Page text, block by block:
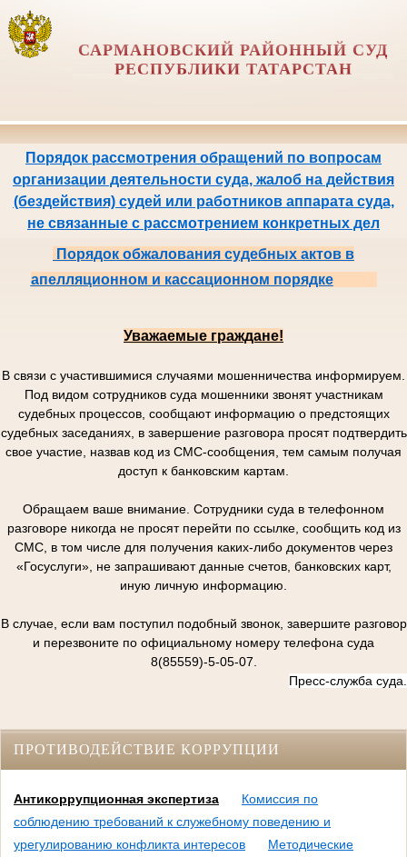
САРМАНОВСКИЙ РАЙОННЫЙ СУД
РЕСПУБЛИКИ ТАТАРСТАН
Порядок рассмотрения обращений по вопросам
организации деятельности суда, жалоб на действия
(бездействия) судей или работников аппарата суда,
не связанные с рассмотрением конкретных дел
Порядок обжалования судебных актов в
апелляционном и кассационном порядке
Уважаемые граждане!
В связи с участившимися случаями мошенничества информируем.
Под видом сотрудников суда мошенники звонят участникам
судебных процессов, сообщают информацию о предстоящих
судебных заседаниях, в завершение разговора просят подтвердить
свое участие, назвав код из СМС-сообщения, тем самым получая
доступ к банковским картам.
Обращаем ваше внимание. Сотрудники суда в телефонном
разговоре никогда не просят перейти по ссылке, сообщить код из
СМС, в том числе для получения каких-либо документов через
«Госуслуги», не запрашивают данные счетов, банковских карт,
иную личную информацию.
В случае, если вам поступил подобный звонок, завершите разговор
и перезвоните по официальному номеру телефона суда
8(85559)-5-05-07.
Пресс-служба суда.
ПРОТИВОДЕЙСТВИЕ КОРРУПЦИИ
Антикоррупционная экспертиза
Комиссия по
соблюдению требований к служебному поведению и
урегулированию конфликта интересов
Методические